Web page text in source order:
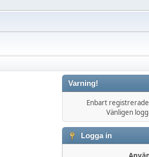
Varning!
Enbart
Vänligen
Logga in